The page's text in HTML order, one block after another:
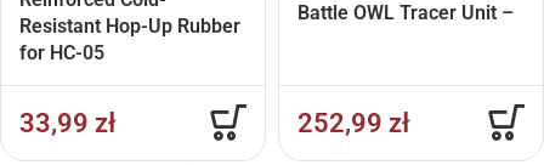
Resistant Hop-Up Rubber
for HC-05
33,99 zł
Battle OWL Tracer Unit –
252,99 zł